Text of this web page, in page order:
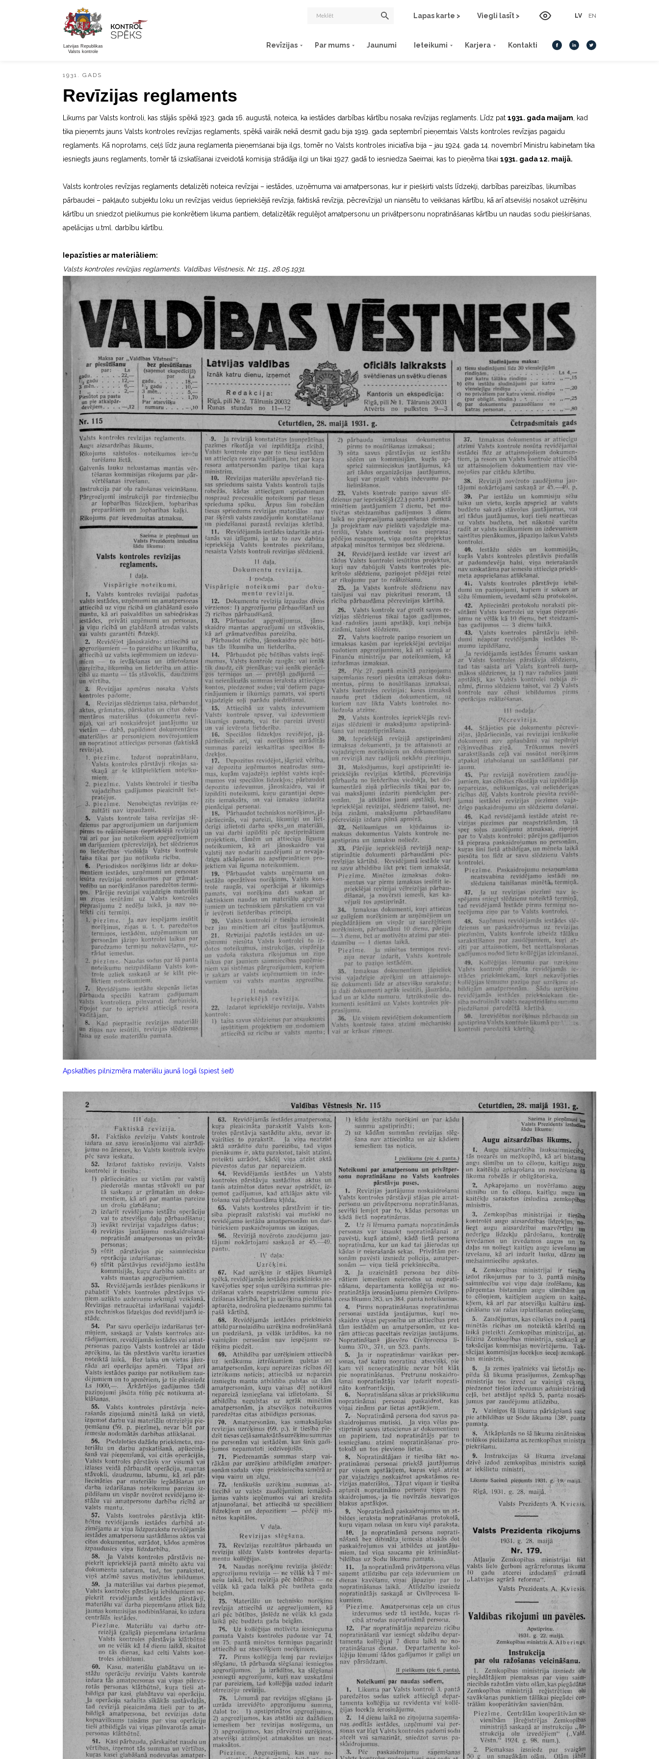
Latvijas Republikas
Valsts kontrole
Lapas karte > Viegli lasīt > LV EN
Revīzijas Par mums Jaunumi Ieteikumi Karjera Kontakti
1931. GADS
Revīzijas reglaments
Likums par Valsts kontroli, kas stājās spēkā 1923. gada 16. augustā, noteica, ka iestādes darbības kārtību nosaka revīzijas reglaments. Līdz pat 1931. gada maijam , kad
tika pieņemts jauns Valsts kontroles revīzijas reglaments, spēkā vairāk nekā desmit gadu bija 1919. gada septembrī pieņemtais Valsts kontroles revīzijas pagaidu
reglaments. Kā noprotams, ceļš līdz jauna reglamenta pieņemšanai bija ilgs, tomēr no Valsts kontroles iniciatīva bija – jau 1924. gada 14. novembrī Ministru kabinetam tika
iesniegts jauns reglaments, tomēr tā izskatīšanai izveidotā komisija strādāja ilgi un tikai 1927. gadā to iesniedza Saeimai, kas to pieņēma tikai 1931. gada 12. maijā.
Valsts kontroles revīzijas reglaments detalizēti noteica revīzijai – iestādes, uzņēmuma vai amatpersonas, kur ir piešķirti valsts līdzekļi, darbības pareizības, likumības
pārbaudei – pakļauto subjektu loku un revīzijas veidus (iepriekšējā revīzija, faktiskā revīzija, pēcrevīzija) un niansētu to veikšanas kārtību, kā arī atsevišķi nosakot uzrēķinu
kārtību un sniedzot pielikumus pie konkrētiem likuma pantiem, detalizētāk regulējot amatpersonu un privātpersonu nopratināšanas kārtību un naudas sodu piešķiršanas,
apelācijas u.tml. darbību kārtību.
Iepazīsties ar materiāliem:
Valsts kontroles revīzijas reglaments. Valdības Vēstnesis, Nr. 115., 28.05.1931.
Apskatīties pilnizmēra materiālu jaunā logā (spiest šeit)